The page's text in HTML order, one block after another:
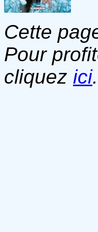
Cette
Pour
cliquez ici.